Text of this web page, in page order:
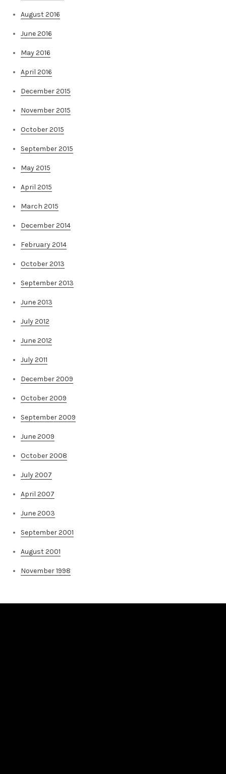
August 2016
June 2016
May 2016
April 2016
December 2015
November 2015
October 2015
September 2015
May 2015
April 2015
March 2015
December 2014
February 2014
October 2013
September 2013
June 2013
July 2012
June 2012
July 2011
December 2009
October 2009
September 2009
June 2009
October 2008
July 2007
April 2007
June 2003
September 2001
August 2001
November 1998